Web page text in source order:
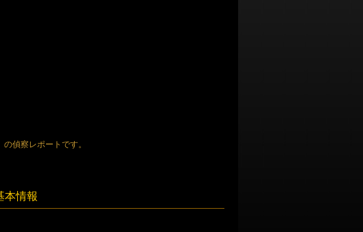
偵察レポートです。
本情報